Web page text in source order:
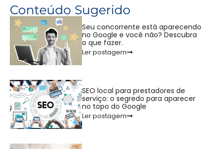
Conteúdo Sugerido
Seu concorrente está aparecendo
no Google e você não? Descubra
o que fazer.
Ler postagem
SEO local para prestadores de
serviço: o segredo para aparecer
no topo do Google
Ler postagem